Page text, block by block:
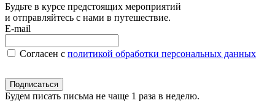
Будьте в курсе предстоящих мероприятий
и отправляйтесь с нами в путешествие.
E-mail
Согласен c политикой обработки персональных данных
Подписаться
Будем писать письма не чаще 1 раза в неделю.